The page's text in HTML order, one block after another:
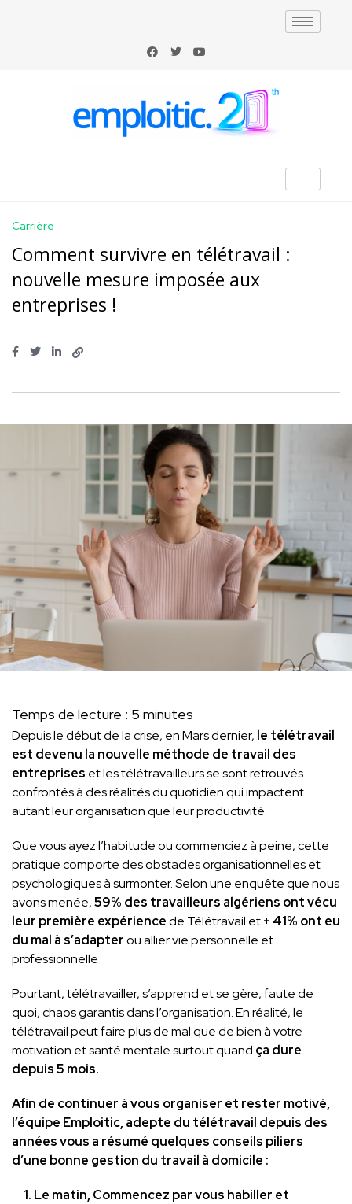
Carrière
Comment survivre en télétravail :
nouvelle mesure imposée aux
entreprises !
Temps de lecture : 5 minutes
Depuis le début de la crise, en Mars dernier, le télétravail
est devenu la nouvelle méthode de travail des
entreprises et les télétravailleurs se sont retrouvés
confrontés à des réalités du quotidien qui impactent
autant leur organisation que leur productivité.
Que vous ayez l’habitude ou commenciez à peine, cette
pratique comporte des obstacles organisationnelles et
psychologiques à surmonter. Selon une enquête que nous
avons menée,59% des travailleurs algériens ont vécu
leur première expériencede Télétravail et+ 41% ont eu
du mal à s’adapterou allier vie personnelle et
professionnelle
Pourtant, télétravailler, s’apprend et se gère, faute de
quoi, chaos garantis dans l’organisation. En réalité, le
télétravail peut faire plus de mal que de bien à votre
motivation et santé mentale surtout quand ça dure
depuis 5 mois.
Afin de continuer à vous organiser et rester motivé,
l’équipe Emploitic, adepte du télétravail depuis des
années vous a résumé quelques conseils piliers
d’une bonne gestion du travail à domicile :
1. Le matin, Commencez par vous habiller et